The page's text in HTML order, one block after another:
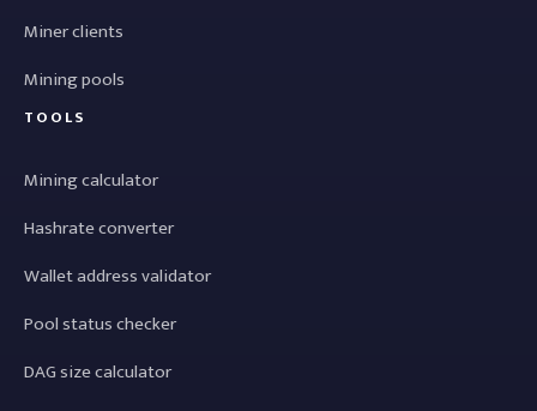
Miner clients
Mining pools
TOOLS
Mining calculator
Hashrate converter
Wallet address validator
Pool status checker
DAG size calculator